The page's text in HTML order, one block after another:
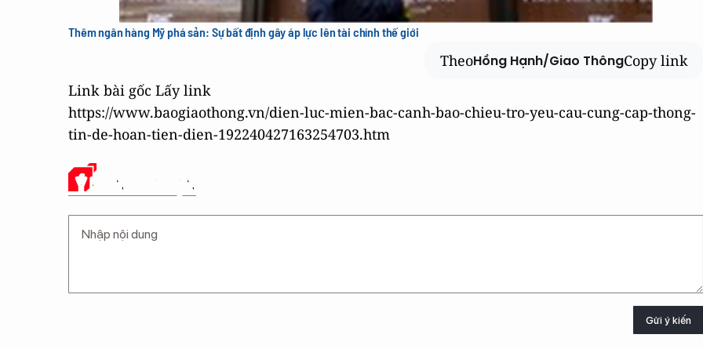
Thêm ngân hàng Mỹ phá sản: Sự bất định gây áp lực lên tài chính thế giới
TheoHồng Hạnh/Giao ThôngCopy link
Link bài gốc Lấy link
https://www.baogiaothong.vn/dien-luc-mien-bac-canh-bao-chieu-tro-yeu-cau-cung-cap-thong-
tin-de-hoan-tien-dien-192240427163254703.htm
Ý KIẾN CỦA BẠN
Gửi ý kiến